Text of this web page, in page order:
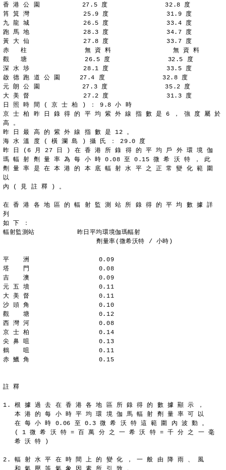
香 港 公 園           27.5 度               32.8 度
筲 箕 灣              25.9 度               31.9 度
九 龍 城              26.5 度               33.4 度
跑 馬 地              28.3 度               34.7 度
黃 大 仙              27.8 度               33.7 度
赤   柱               無 資 料                無 資 料
觀   塘               26.5 度               32.5 度
深 水 埗              28.1 度               33.5 度
啟 德 跑 道 公 園     27.4 度               32.8 度
元 朗 公 園           27.3 度               35.2 度
大 美 督              27.2 度               31.3 度
日 照 時 間 ( 京 士 柏 ) ： 9.8 小 時
京 士 柏 昨 日 錄 得 的 平 均 紫 外 線 指 數 是 6 ， 強 度 屬 於
高 。
昨 日 最 高 的 紫 外 線 指 數 是 12 。
海 水 溫 度 ( 橫 瀾 島 ) 攝 氏 ： 29.0 度
昨 日 (6 月 27 日 ) 在 香 港 所 錄 得 的 平 均 戶 外 環 境 伽
瑪 輻 射 劑 量 率 為 每 小 時 0.08 至 0.15 微 希 沃 特 ， 此
劑 量 率 是 在 本 港 的 本 底 輻 射 水 平 之 正 常 變 化 範 圍
以
內 ( 見 註 釋 ) 。
在 香 港 各 地 區 的 輻 射 監 測 站 所 錄 得 的 平 均 數 據 詳
列
如 下 ：
輻射監測站           昨日平均環境伽瑪輻射
	                 劑量率(微希沃特 / 小時)
平  　洲                  0.09
塔  　門                  0.08
吉　  澳                  0.09
元 五 墳                  0.11
大 美 督                  0.11
沙 頭 角                  0.10
觀  　塘                  0.12
西 灣 河                  0.08
京 士 柏                  0.14
尖 鼻 咀                  0.13
鶴  　咀                  0.11
赤 鱲 角                  0.15
註 釋
1. 根 據 過 去 在 香 港 各 地 區 所 錄 得 的 數 據 顯 示 ，
本 港 的 每 小 時 平 均 環 境 伽 馬 輻 射 劑 量 率 可 以
在 每 小 時 0.06 至 0.3 微 希 沃 特 這 範 圍 內 波 動 。
( 1 微 希 沃 特 = 百 萬 分 之 一 希 沃 特 = 千 分 之 一 毫
希 沃 特 )
2. 輻 射 水 平 在 時 間 上 的 變 化 ， 一 般 由 降 雨 、 風